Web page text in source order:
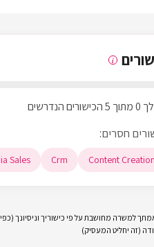
i
הנדרשים
חסרים:
Content Creation
Crm
Sales
למשרה מחושבת על פי כישוריך וניסיונך
(זה יחליט המעסיק)